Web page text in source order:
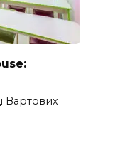
Вартових